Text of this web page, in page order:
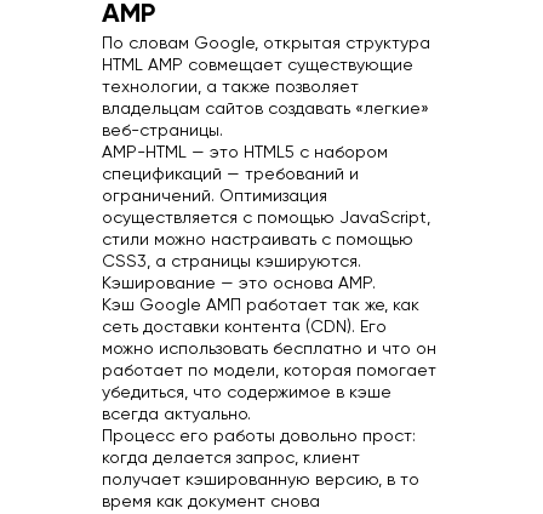
AMP
По словам Google, открытая структура
HTML AMP совмещает существующие
технологии, а также позволяет
владельцам сайтов создавать «легкие»
веб-страницы.
AMP-HTML — это HTML5 с набором
спецификаций — требований и
ограничений. Оптимизация
осуществляется с помощью JavaScript,
стили можно настраивать с помощью
CSS3, а страницы кэшируются.
Кэширование — это основа AMP.
Кэш Google АМП работает так же, как
сеть доставки контента (CDN). Его
можно использовать бесплатно и что он
работает по модели, которая помогает
убедиться, что содержимое в кэше
всегда актуально.
Процесс его работы довольно прост:
когда делается запрос, клиент
получает кэшированную версию, в то
время как документ снова